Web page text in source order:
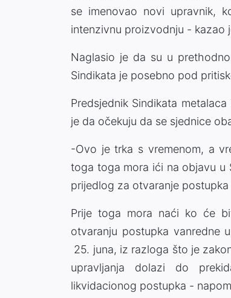
se imenovao novi upravnik,
intenzivnu proizvodnju - kazao
Naglasio je da su u
Sindikata je posebno pod
Predsjednik Sindikata
je da očekuju da se sjednice
-Ovo je trka s vremenom, a
toga toga mora ići na objavu u
prijedlog za otvaranje
Prije toga mora naći ko će
otvaranju postupka vanredne
25. juna, iz razloga što je
upravljanja dolazi do
likvidacionog postupka -